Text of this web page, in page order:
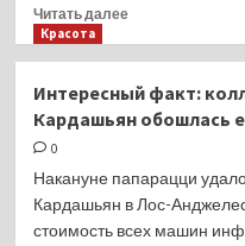
Читать далееПрочитать
только
Майор
русских
супергероев
из
Красота
Интересный факт:
Кардашьян обошлась
0
Накануне папарацци
Кардашьян в Лос-
стоимость всех машин